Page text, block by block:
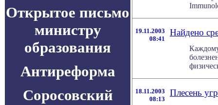
Открытое письмо
министру
образования
Антиреформа
Соросовский
19.11.2003
08:41
Найдено
18.11.2003
08:13
Плесень